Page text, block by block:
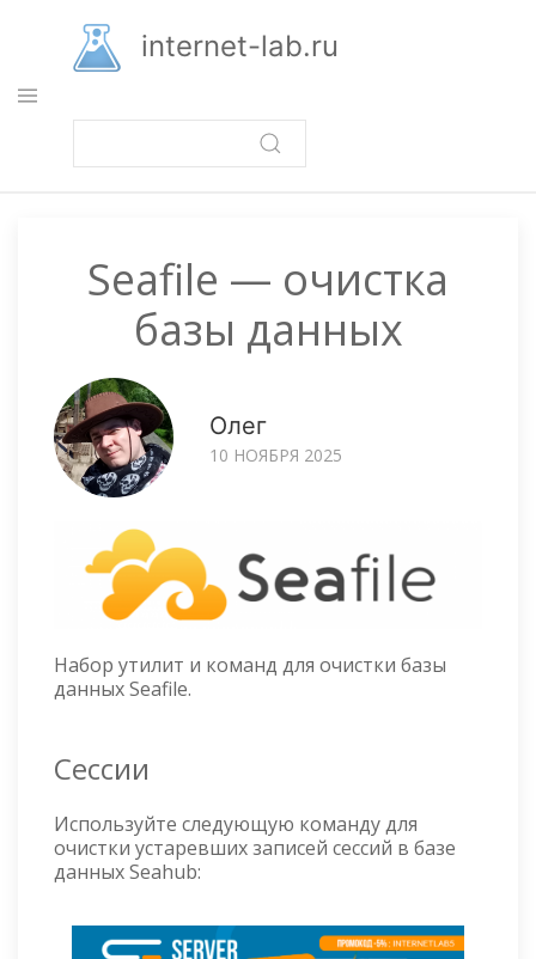
основному
содержанию
internet-lab.ru
Seafile — очистка
базы данных
Олег
10 НОЯБРЯ 2025
Набор утилит и команд для очистки базы
данных Seafile.
Сессии
Используйте следующую команду для
очистки устаревших записей сессий в базе
данных Seahub: